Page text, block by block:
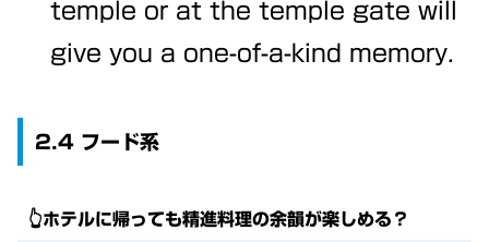
temple or at the temple gate will
give you a one-of-a-kind memory.
2.4 フード系
👆ホテルに帰っても精進料理の余韻が楽しめる？